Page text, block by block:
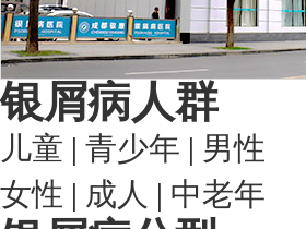
银屑病人群
儿童 | 青少年 | 男性
女性 | 成人 | 中老年